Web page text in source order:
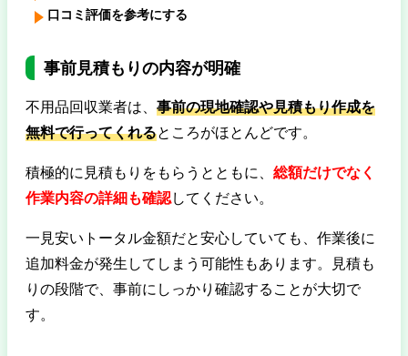
口コミ評価を参考にする
事前見積もりの内容が明確
不用品回収業者は、 事前の現地確認や見積もり作成を
無料で行ってくれるところがほとんどです。
積極的に見積もりをもらうとともに、 総額だけでなく
作業内容の詳細も確認してください。
一見安いトータル金額だと安心していても、作業後に
追加料金が発生してしまう可能性もあります。見積も
りの段階で、事前にしっかり確認することが大切で
す。